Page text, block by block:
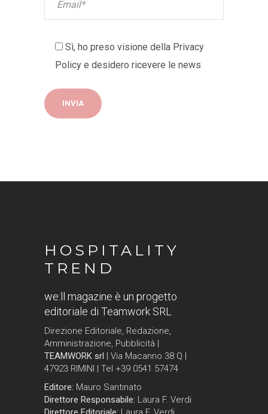
Sì, ho preso visione della Privacy
Policy e desidero ricevere le news
HOSPITALITY
TREND
we:ll magazine è un progetto
editoriale di Teamwork SRL
Direzione Editoriale, Redazione,
Amministrazione, Pubblicità |
TEAMWORK srl | Via Macanno 38 Q |
47923 RIMINI | Tel +39 0541 57474
Editore: Mauro Santinato
Direttore Responsabile: Laura F. Verdi